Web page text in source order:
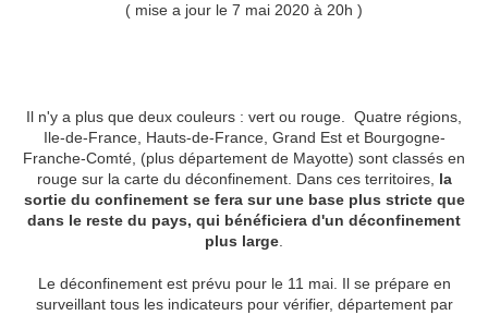
( mise a jour le 7 mai 2020 à 20h )
Il n'y a plus que deux couleurs : vert ou rouge. Quatre régions,
Ile-de-France, Hauts-de-France, Grand Est et Bourgogne-
Franche-Comté, (plus département de Mayotte) sont classés en
rouge sur la carte du déconfinement. Dans ces territoires, la
sortie du confinement se fera sur une base plus stricte que
dans le reste du pays, qui bénéficiera d'un déconfinement
plus large
Le déconfinement est prévu pour le 11 mai. Il se prépare en
surveillant tous les indicateurs pour vérifier, département par